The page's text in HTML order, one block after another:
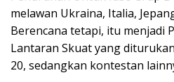
melawan Ukraina, Italia,
Berencana tetapi, itu menjadi
Lantaran Skuat yang
20, sedangkan kontestan